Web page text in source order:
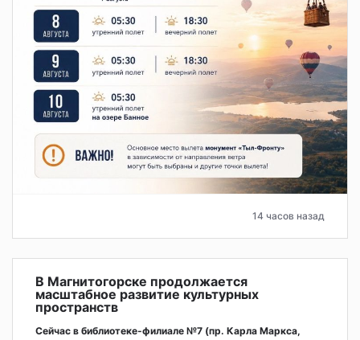
14 часов назад
В Магнитогорске продолжается
масштабное развитие культурных
пространств
Сейчас в библиотеке-филиале №7 (пр. Карла Маркса,